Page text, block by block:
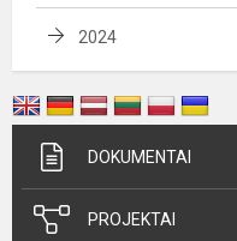
2024
DOKUMENTAI
PROJEKTAI